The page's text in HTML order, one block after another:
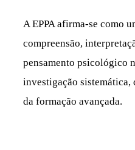
A EPPA afirma-se como
compreensão,
pensamento psicológico
investigação
da formação avançada.